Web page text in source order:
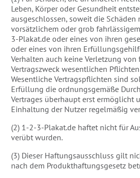
Leben, Körper oder Gesundheit
ausgeschlossen, soweit die Schäden
vorsätzlichem oder grob
3-Plakat.de oder eines von ihren
oder eines von ihren
Verhalten auch keine Verletzung von
Vertragszweck wesentlichen
Wesentliche Vertragspflichten sind
Erfüllung die ordnungsgemäße
Vertrages überhaupt erst ermöglicht
Einhaltung der Nutzer regelmäßig
(2) 1-2-3-Plakat.de haftet nicht für
verübt wurden.
(3) Dieser Haftungsausschluss gilt
nach dem Produkthaftungsgesetz